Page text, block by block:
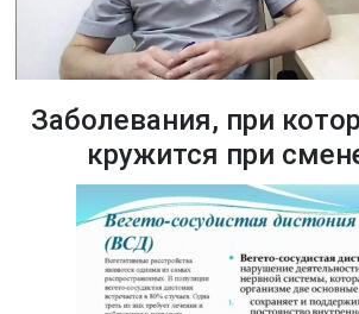
Заболевания, при
кружится при